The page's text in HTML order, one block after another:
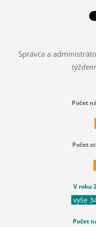
Správca a
Počet
Počet
V roku
vyše
Počet